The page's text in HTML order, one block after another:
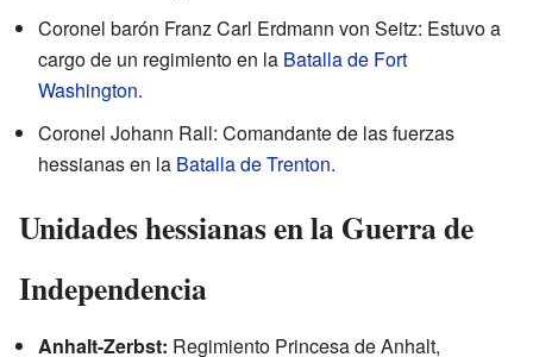
Coronel barón Franz Carl Erdmann von Seitz: Estuvo a
cargo de un regimiento en la Batalla de Fort
Washington.
Coronel Johann Rall: Comandante de las fuerzas
hessianas en la Batalla de Trenton.
Unidades hessianas en la Guerra de
Independencia
Anhalt-Zerbst: Regimiento Princesa de Anhalt,